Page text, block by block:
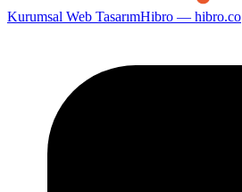
Kurumsal Web TasarımHibro — hibro.co